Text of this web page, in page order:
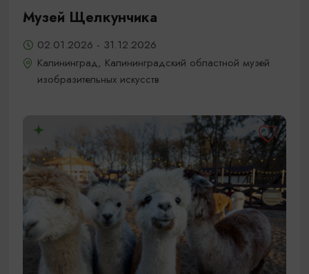
Музей Щелкунчика
02.01.2026 - 31.12.2026
Калининград, Калининградский областной музей
изобразительных искусств